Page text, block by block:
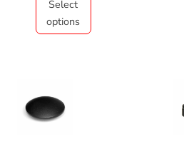
Select
options